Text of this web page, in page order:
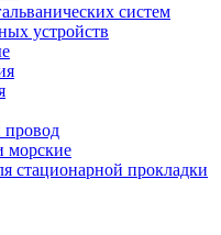
систем
устройств
провод
морские
стационарной прокладки